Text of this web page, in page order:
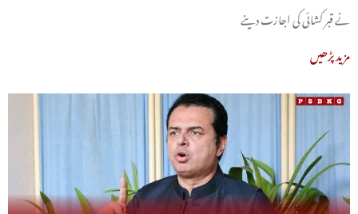
نے قبر کشائی کی اجازت دینے
مزید پڑھیں